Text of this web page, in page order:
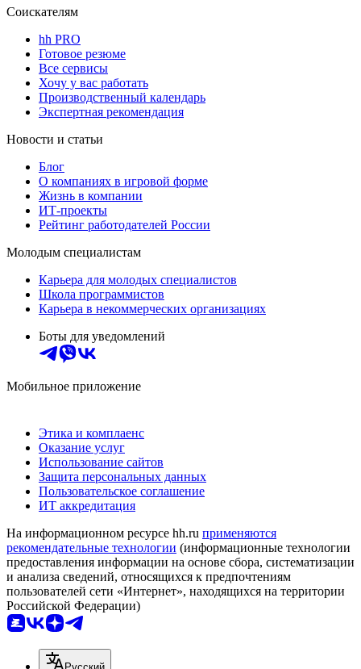
Соискателям
hh PRO
Готовое резюме
Все сервисы
Хочу у вас работать
Производственный календарь
Экспертная рекомендация
Новости и статьи
Блог
О компаниях в игровой форме
Жизнь в компании
ИТ-проекты
Рейтинг работодателей России
Молодым специалистам
Карьера для молодых специалистов
Школа программистов
Карьера в некоммерческих организациях
Боты для уведомлений
Мобильное приложение
Этика и комплаенс
Оказание услуг
Использование сайтов
Защита персональных данных
Пользовательское соглашение
ИТ аккредитация
На информационном ресурсе hh.ru применяются
рекомендательные технологии (информационные технологии
предоставления информации на основе сбора, систематизации
и анализа сведений, относящихся к предпочтениям
пользователей сети «Интернет», находящихся на территории
Российской Федерации)